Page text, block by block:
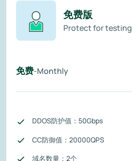
免费版
Protect for testing
免费-Monthly
DDOS防护值：50Gbps
CC防御值：20000QPS
域名数量：2个